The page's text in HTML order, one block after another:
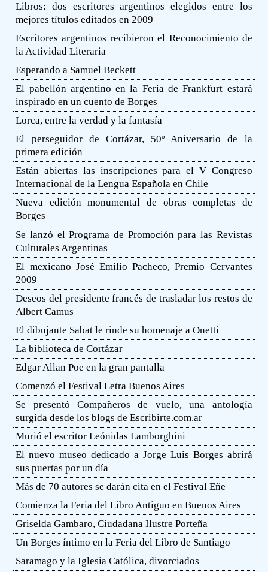
Libros: dos escritores argentinos elegidos entre los
mejores títulos editados en 2009
Escritores argentinos recibieron el Reconocimiento de
la Actividad Literaria
Esperando a Samuel Beckett
El pabellón argentino en la Feria de Frankfurt estará
inspirado en un cuento de Borges
Lorca, entre la verdad y la fantasía
El perseguidor de Cortázar, 50º Aniversario de la
primera edición
Están abiertas las inscripciones para el V Congreso
Internacional de la Lengua Española en Chile
Nueva edición monumental de obras completas de
Borges
Se lanzó el Programa de Promoción para las Revistas
Culturales Argentinas
El mexicano José Emilio Pacheco, Premio Cervantes
2009
Deseos del presidente francés de trasladar los restos de
Albert Camus
El dibujante Sabat le rinde su homenaje a Onetti
La biblioteca de Cortázar
Edgar Allan Poe en la gran pantalla
Comenzó el Festival Letra Buenos Aires
Se presentó Compañeros de vuelo, una antología
surgida desde los blogs de Escribirte.com.ar
Murió el escritor Leónidas Lamborghini
El nuevo museo dedicado a Jorge Luis Borges abrirá
sus puertas por un día
Más de 70 autores se darán cita en el Festival Eñe
Comienza la Feria del Libro Antiguo en Buenos Aires
Griselda Gambaro, Ciudadana Ilustre Porteña
Un Borges íntimo en la Feria del Libro de Santiago
Saramago y la Iglesia Católica, divorciados